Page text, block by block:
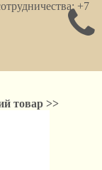
+7
товар >>